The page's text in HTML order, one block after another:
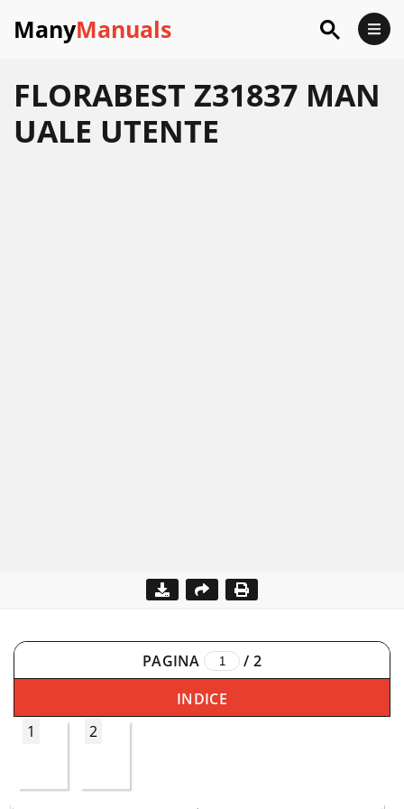
ManyManuals
FLORABEST Z31837 MAN
UALE UTENTE
PAGINA / 2
INDICE
1
2